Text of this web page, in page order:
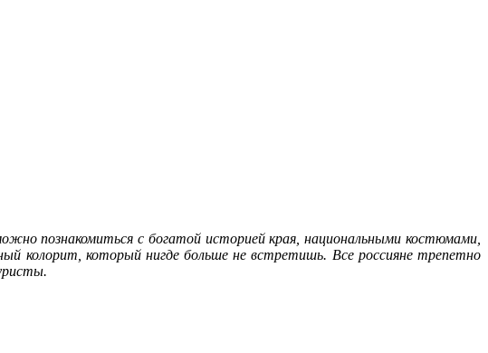
познакомиться с богатой историей края, национальными костюмами,
колорит, который нигде больше не встретишь. Все россияне трепетно